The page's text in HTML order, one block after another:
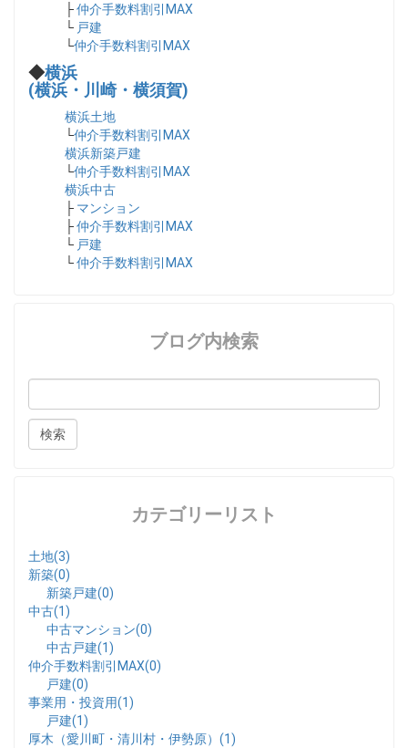
├仲介手数料割引MAX
└ 戸建
└仲介手数料割引MAX
◆横浜
(横浜・川崎・横須賀)
横浜土地
└仲介手数料割引MAX
横浜新築戸建
└仲介手数料割引MAX
横浜中古
├ マンション
├仲介手数料割引MAX
└ 戸建
└仲介手数料割引MAX
ブログ内検索
カテゴリーリスト
土地(3)
新築(0)
新築戸建(0)
中古(1)
中古マンション(0)
中古戸建(1)
仲介手数料割引MAX(0)
戸建(0)
事業用・投資用(1)
戸建(1)
厚木（愛川町・清川村・伊勢原）(1)